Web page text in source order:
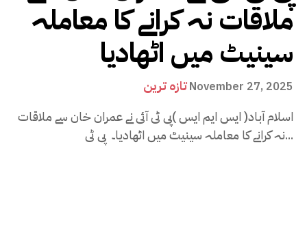
ملاقات نہ کرانے کا معاملہ
سینیٹ میں اٹھادیا
تازہ ترینNovember 27, 2025
اسلام آباد( ایس ایم ایس )پی ٹی آئی نے عمران خان سے ملاقات
نہ کرانے کا معاملہ سینیٹ میں اٹھادیا۔ پی ٹی...